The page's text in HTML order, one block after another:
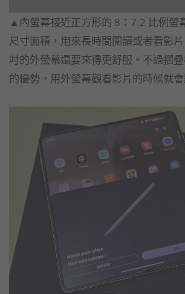
▲內螢幕接近正方形的 8：7.2 比例螢
尺寸面積，用來長時間閱讀或者看影
吋的外螢幕還要來得更舒服。不過摺
的優勢，用外螢幕觀看影片的時候就